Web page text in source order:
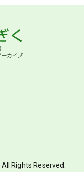
Rights Reserved.